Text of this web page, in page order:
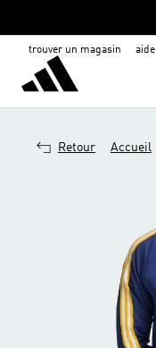
trouver un magasin aide
Retour Accueil